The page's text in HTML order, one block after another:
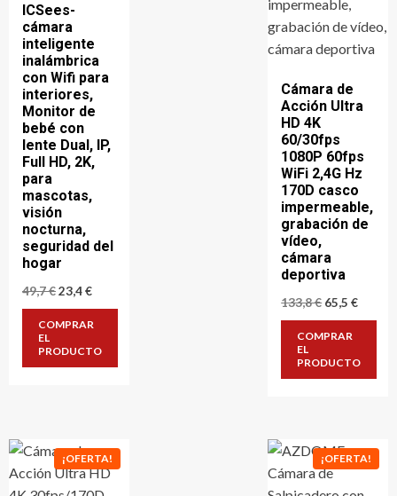
ICSees-
cámara
inteligente
inalámbrica
con Wifi para
interiores,
Monitor de
bebé con
lente Dual, IP,
Full HD, 2K,
para
mascotas,
visión
nocturna,
seguridad del
hogar
49,7€El
original
49,7 €.
23,4€El
actual
23,4 €.
COMPRAR
EL
PRODUCTO
Cámara de
Acción Ultra
HD 4K
60/30fps
1080P 60fps
WiFi 2,4G Hz
170D casco
impermeable,
grabación de
vídeo,
cámara
deportiva
133,8€ El
original
133,8 €.
65,5€El
65,5 €.
COMPRAR
EL
PRODUCTO
¡OFERTA! ¡OFERTA!